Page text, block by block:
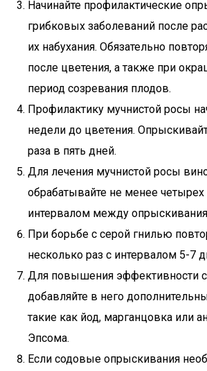
Начинайте профилактические
грибковых заболеваний после
их набухания. Обязательно
после цветения, а также при
период созревания плодов.
Профилактику мучнистой росы
недели до цветения.
раза в пять дней.
Для лечения мучнистой росы
обрабатывайте не менее
интервалом между
При борьбе с серой гнилью
несколько раз с интервалом 5-7
Для повышения эффективности
добавляйте в него
такие как йод, марганцовка или
Эпсома.
Если содовые опрыскивания